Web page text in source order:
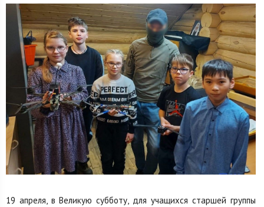
19 апреля, в Великую субботу, для учащихся старшей группы